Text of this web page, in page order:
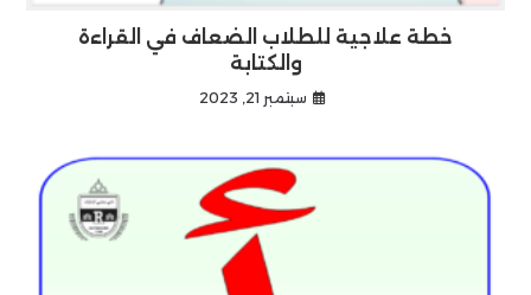
خطة علاجية للطلاب الضعاف في القراءة
والكتابة
سبتمبر 21, 2023